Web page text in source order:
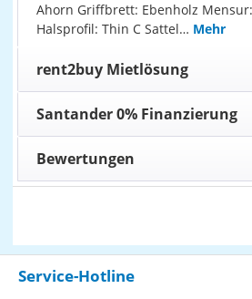
Ahorn Griffbrett: Ebenholz
Halsprofil: Thin C Sattel… Mehr
rent2buy Mietlösung
Santander 0% Finanzierung
Bewertungen
Service-Hotline